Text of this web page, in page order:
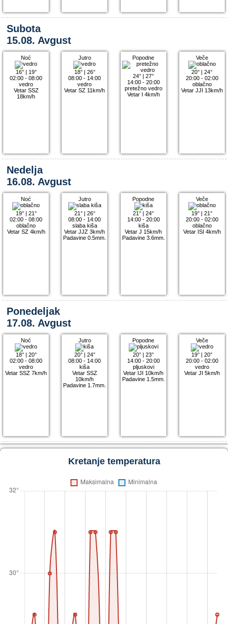
Subota
15.08. Avgust
Noć
16°| 19°
02:00 - 08:00
vedro
Vetar SSZ
18km/h
Jutro
18°| 26°
08:00 - 14:00
vedro
Vetar SZ 11km/h
Popodne
24° |27°
14:00 - 20:00
pretežno vedro
Vetar I 4km/h
Veče
20° |24°
20:00 - 02:00
oblačno
Vetar JJI 13km/h
Nedelja
16.08. Avgust
Noć
19°| 21°
02:00 - 08:00
oblačno
Vetar SZ 4km/h
Jutro
21°| 26°
08:00 - 14:00
slaba kiša
Vetar JJZ 3km/h
Padavine 0.5mm.
Popodne
21° |24°
14:00 - 20:00
kiša
Vetar J 15km/h
Padavine 3.6mm.
Veče
19° |21°
20:00 - 02:00
oblačno
Vetar ISI 4km/h
Ponedeljak
17.08. Avgust
Noć
18°| 20°
02:00 - 08:00
vedro
Vetar SSZ 7km/h
Jutro
20°| 24°
08:00 - 14:00
kiša
Vetar SSZ
10km/h
Padavine 1.7mm.
Popodne
20° |23°
14:00 - 20:00
pljuskovi
Vetar IJI 10km/h
Padavine 1.5mm.
Veče
19° |20°
20:00 - 02:00
vedro
Vetar JI 5km/h
Kretanje temperatura